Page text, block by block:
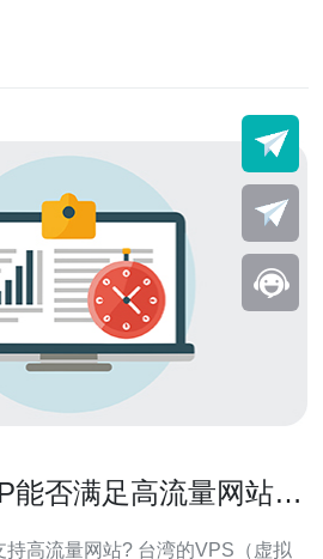
能否满足高流量网站的
高流量网站? 台湾的VPS（虚拟